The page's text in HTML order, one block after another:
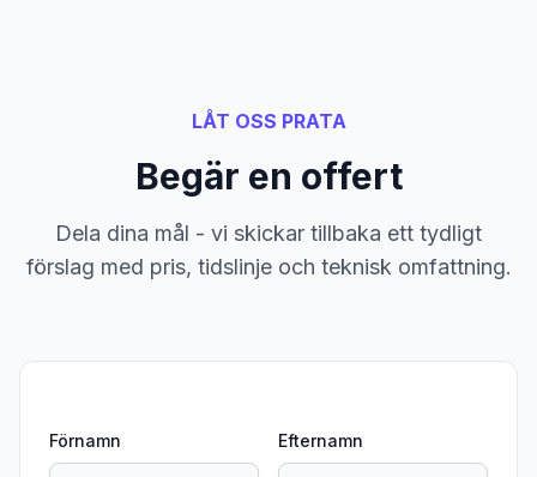
LÅT OSS PRATA
Begär en offert
Dela dina mål - vi skickar tillbaka ett tydligt
förslag med pris, tidslinje och teknisk omfattning.
Förnamn Efternamn